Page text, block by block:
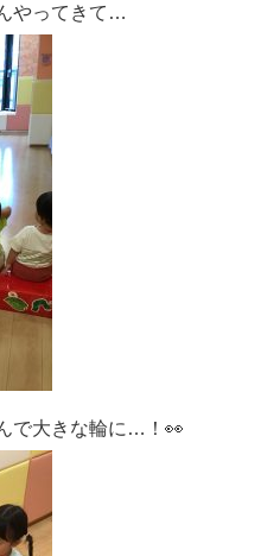
やってきて…
で大きな輪に…！👀